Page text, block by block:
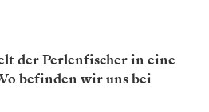
der Perlenfischer in eine
befinden wir uns bei